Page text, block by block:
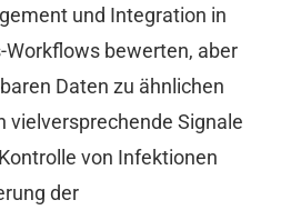
und Integration in
Workflows bewerten, aber
Daten zu ähnlichen
vielversprechende Signale
von Infektionen
der